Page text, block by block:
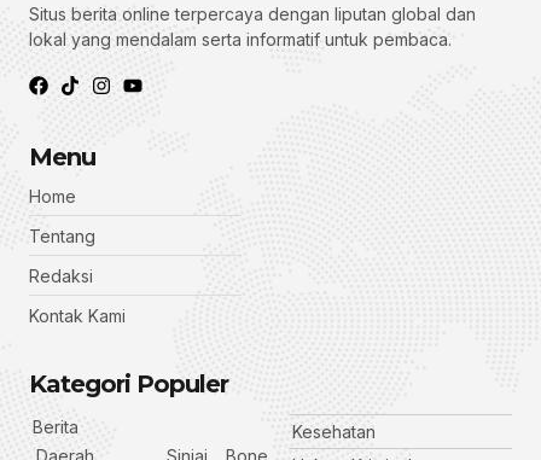
Situs berita online terpercaya dengan liputan global dan
lokal yang mendalam serta informatif untuk pembaca.
Menu
Home
Tentang
Redaksi
Kontak Kami
Kategori Populer
Berita
Kesehatan